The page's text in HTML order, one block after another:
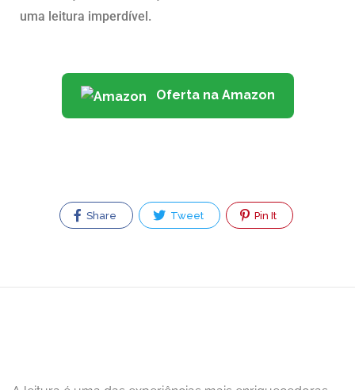
uma leitura imperdível.
Oferta na Amazon
Share Tweet Pin It